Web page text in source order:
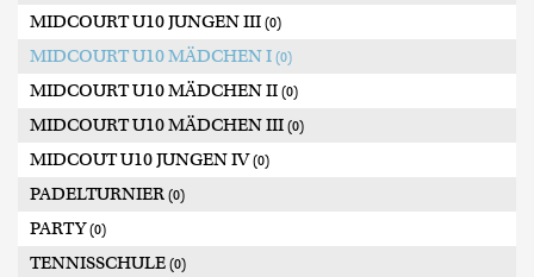
MIDCOURT U10 JUNGEN III (0)
MIDCOURT U10 MÄDCHEN I (0)
MIDCOURT U10 MÄDCHEN II (0)
MIDCOURT U10 MÄDCHEN III (0)
MIDCOUT U10 JUNGEN IV(0)
PADELTURNIER (0)
PARTY(0)
TENNISSCHULE (0)